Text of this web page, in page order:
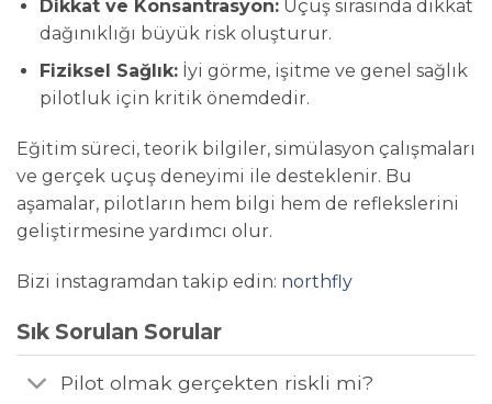
Dikkat ve Konsantrasyon:Uçuş sırasında dikkat
dağınıklığı büyük risk oluşturur.
Fiziksel Sağlık:İyi görme, işitme ve genel sağlık
pilotluk için kritik önemdedir.
Eğitim süreci, teorik bilgiler, simülasyon çalışmaları
ve gerçek uçuş deneyimi ile desteklenir. Bu
aşamalar, pilotların hem bilgi hem de reflekslerini
geliştirmesine yardımcı olur.
Bizi instagramdan takip edin: northfly
Sık Sorulan Sorular
Pilot olmak gerçekten riskli mi?